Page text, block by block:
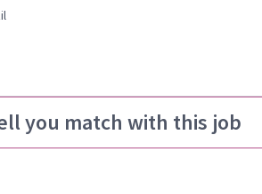
you match with this job